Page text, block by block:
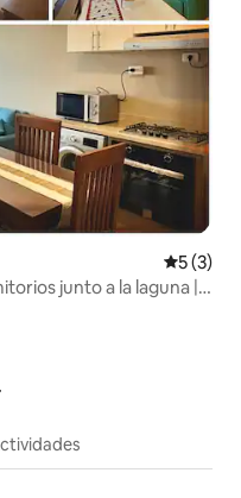
5 (3)
junto a la laguna |